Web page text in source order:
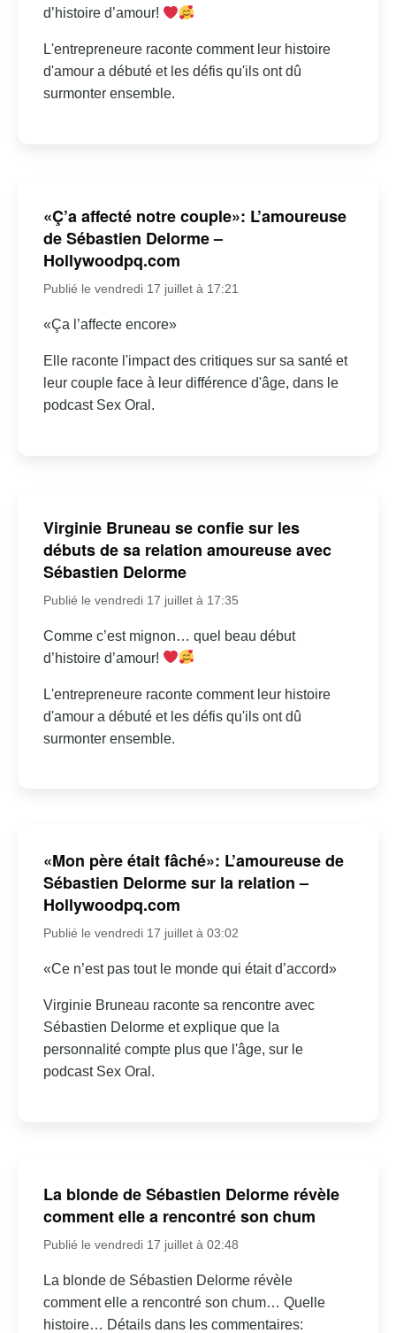
d’histoire d’amour!
L'entrepreneure raconte comment leur histoire
d'amour a débuté et les défis qu'ils ont dû
surmonter ensemble.
«Ç’a affecté notre couple»: L’amoureuse
de Sébastien Delorme –
Hollywoodpq.com
Publié le vendredi 17 juillet à 17:21
«Ça l’affecte encore»
Elle raconte l'impact des critiques sur sa santé et
leur couple face à leur différence d'âge, dans le
podcast Sex Oral.
Virginie Bruneau se confie sur les
débuts de sa relation amoureuse avec
Sébastien Delorme
Publié le vendredi 17 juillet à 17:35
Comme c’est mignon… quel beau début
d’histoire d’amour!
L'entrepreneure raconte comment leur histoire
d'amour a débuté et les défis qu'ils ont dû
surmonter ensemble.
«Mon père était fâché»: L’amoureuse de
Sébastien Delorme sur la relation –
Hollywoodpq.com
Publié le vendredi 17 juillet à 03:02
«Ce n’est pas tout le monde qui était d’accord»
Virginie Bruneau raconte sa rencontre avec
Sébastien Delorme et explique que la
personnalité compte plus que l'âge, sur le
podcast Sex Oral.
La blonde de Sébastien Delorme révèle
comment elle a rencontré son chum
Publié le vendredi 17 juillet à 02:48
La blonde de Sébastien Delorme révèle
comment elle a rencontré son chum… Quelle
histoire… Détails dans les commentaires: